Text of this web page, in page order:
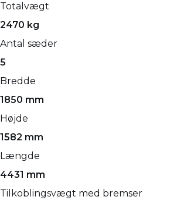
Totalvægt
2470 kg
Antal sæder
5
Bredde
1850 mm
Højde
1582 mm
Længde
4431 mm
Tilkoblingsvægt med bremser